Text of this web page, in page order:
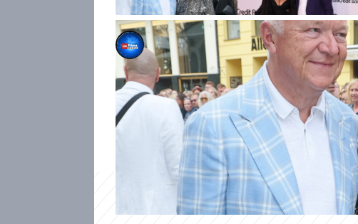
CNN Prima NEWS
6. čvc 2026, 15:01
Poslanec Jaroslav Faltýnek (ANO)
pravidelným návštěvníkem
rozhovoru pro CNN Prima NEWS
herců by si uměl představit v